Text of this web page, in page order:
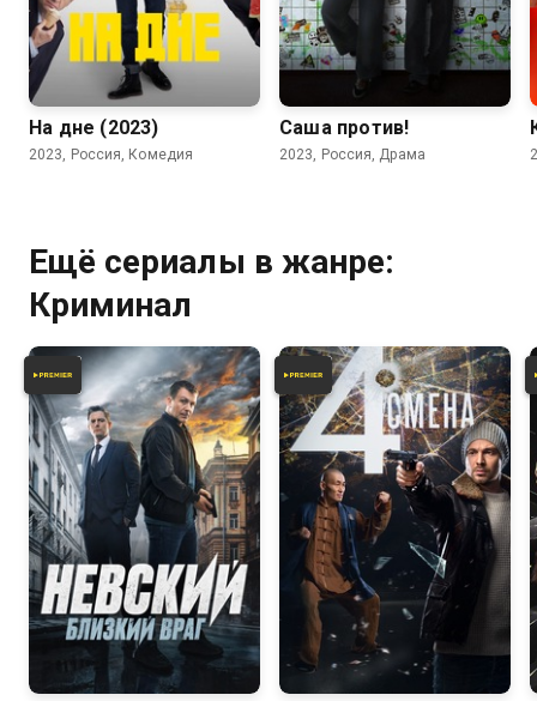
5.6
На дне (2023)
2023, Россия, Комедия
6.4
Саша против!
2023, Россия, Драма
Ещё сериалы в жанре:
Криминал
7.4